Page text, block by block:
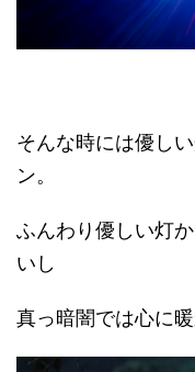
そんな時には優し
ン。
ふんわり優しい灯
いし
真っ暗闇では心に